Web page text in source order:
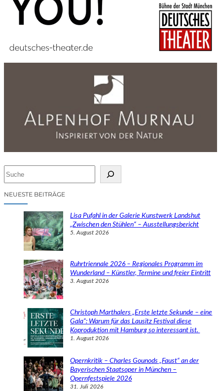
cNEUESTE BEITRÄGE
Lisa Pufahl in der Galerie Kunstwerk Landshut
„Zwischen den Stühlen“ – Ausstellungsbericht
5. August 2026
Ruhrtriennale 2026 – Regionales Programm im
Wunderland – Künstler, Termine und freier Eintritt
3. August 2026
Christoph Marthalers „Erste letzte Sekunde – eine
Gala“: Warum für das Lausitz Festival diese
Koproduktion mit Hamburg so interessant ist.
1. August 2026
Opernkritik – Charles Gounods „Faust“ an der
Bayerischen Staatsoper in München –
Opernfestspiele 2026
31. Juli 2026